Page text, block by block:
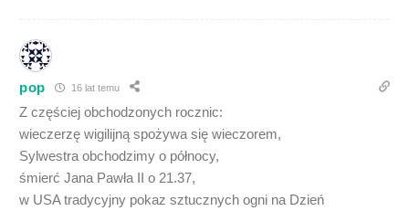
pop 16 lat temu
Z częściej obchodzonych rocznic:
wieczerzę wigilijną spożywa się wieczorem,
Sylwestra obchodzimy o północy,
śmierć Jana Pawła II o 21.37,
w USA tradycyjny pokaz sztucznych ogni na Dzień